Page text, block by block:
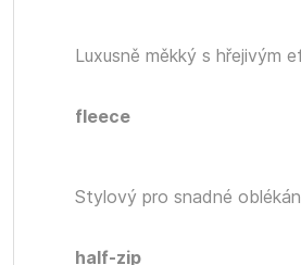
Luxusně měkký
fleece
s hřejivým
Stylový
half-zip
pro snadné